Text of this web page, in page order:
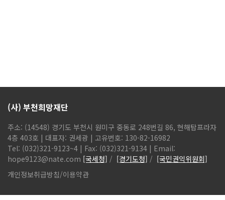
(사) 부천희망재단
주소: (14548) 경기도 부천시 원미구 중동로 248번길 86, 현해탑프라자
4층 403호 | 대표자: 권세광 | 고유번호: 130-82-16982
Tel: (032)321-9123~4 | Fax: (032)321-9134 | Email:
hope9123@nate.com [국세청] / [경기도청] / [국민권익위원회]
개인정보취급방침/이용약관